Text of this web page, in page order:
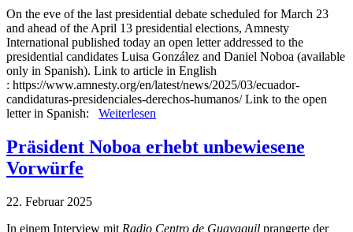
On the eve of the last presidential debate scheduled for March 23
and ahead of the April 13 presidential elections, Amnesty
International published today an open letter addressed to the
presidential candidates Luisa González and Daniel Noboa (available
only in Spanish). Link to article in English
: https://www.amnesty.org/en/latest/news/2025/03/ecuador-
candidaturas-presidenciales-derechos-humanos/ Link to the open
letter in Spanish: Weiterlesen
Präsident Noboa erhebt unbewiesene
Vorwürfe
22. Februar 2025
In einem Interview mit Radio Centro de Guayaquil prangerte der